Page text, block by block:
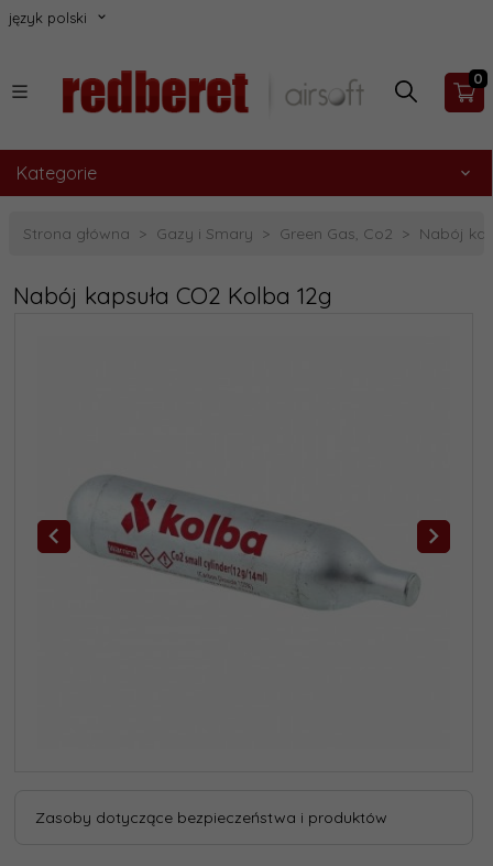
język polski
0
Kategorie
Strona główna Gazy i Smary Green Gas, Co2 Nabój
Nabój kapsuła CO2 Kolba 12g
Zasoby dotyczące bezpieczeństwa i produktów